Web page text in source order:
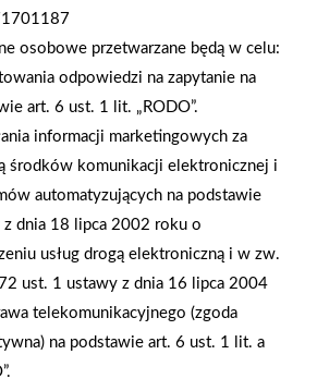
plenerze, malowanie buzi, włosów, gry
mały smakosz otrzymał talon na
też gotowaną kukurydzę. Całą
Przeprowadzono też konkursy m.in.
a pierwszych 100 klientów
dwudniowej imprezie towarzyszył
paragonowy).
osobowe przetwarzane będą w celu:
odpowiedzi na zapytanie na
art. 6 ust. 1 lit. „RODO”.
informacji marketingowych za
środków komunikacji elektronicznej i
automatyzujących na podstawie
z dnia 18 lipca 2002 roku o
usług drogą elektroniczną i w zw.
ust. 1 ustawy z dnia 16 lipca 2004
telekomunikacyjnego (zgoda
na podstawie art. 6 ust. 1 lit. a